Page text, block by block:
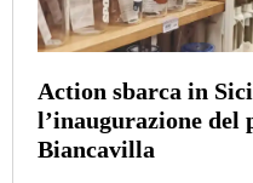
Action sbarca in
l’inaugurazione del
Biancavilla